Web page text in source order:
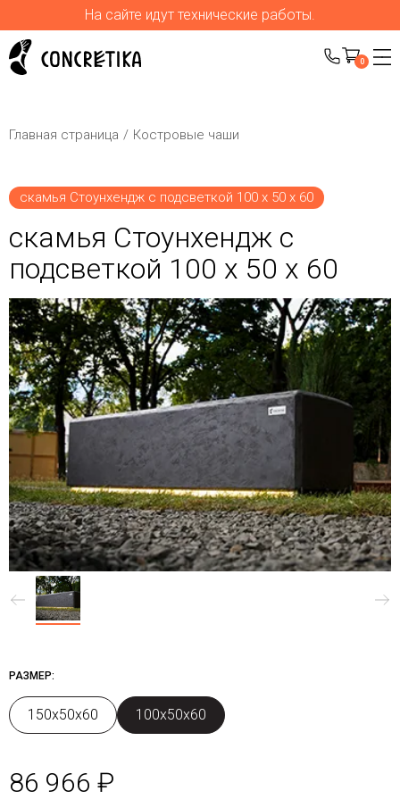
На сайте идут технические работы.
0
Главная страница Костровые чаши
скамья Стоунхендж с подсветкой 100 х 50 х 60
скамья Стоунхендж с
подсветкой 100 х 50 х 60
РАЗМЕР:
150х50х60 100х50х60
86 966 ₽